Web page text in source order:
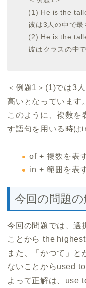
(1) He is the
彼は3人の中で最
(2) He is the
彼はクラスの中
＜例題1＞(1)では3
高いとなっています。
このように、複数を
す語句を用いる時は
of + 複数を表
in + 範囲を表
今回の問題
今回の問題では、選
ことから the
また、「かつて」
ないことからused
よって正解は、use